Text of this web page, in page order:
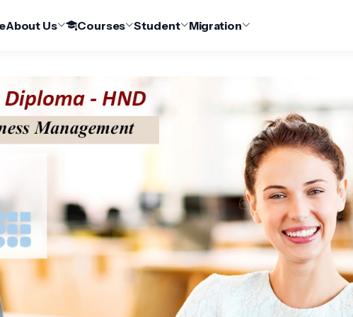
About Us Courses Student Migration